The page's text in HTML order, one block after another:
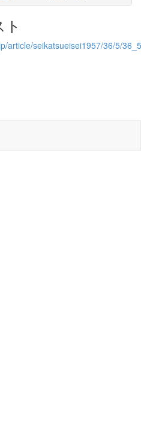
article/seikatsueisei1957/36/5/